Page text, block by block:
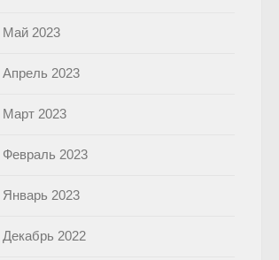
Май 2023
Апрель 2023
Март 2023
Февраль 2023
Январь 2023
Декабрь 2022